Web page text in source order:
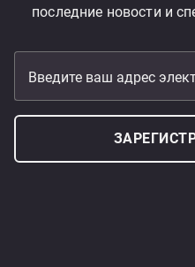
последние новости и
Введите ваш адрес